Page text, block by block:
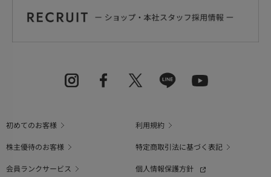
初めてのお客様
利用規約
株主優待のお客様
特定商取引法に基づく表記
会員ランクサービス
個人情報保護方針